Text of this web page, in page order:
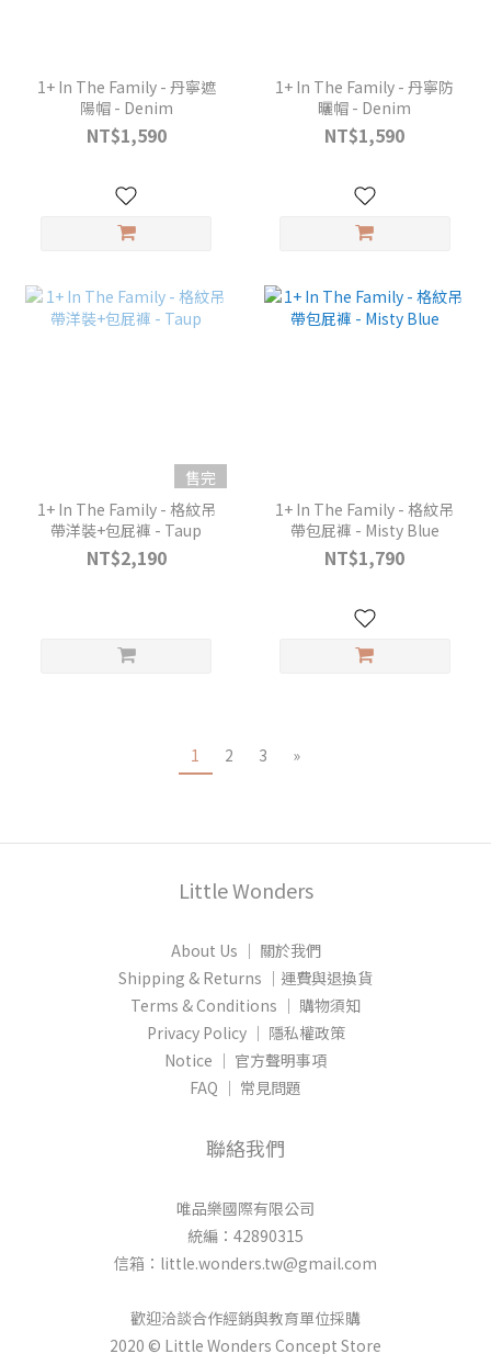
1+ In The Family - 丹寧遮
陽帽 - Denim
NT$1,590
1+ In The Family - 丹寧防
曬帽 - Denim
NT$1,590
售完
1+ In The Family - 格紋吊
帶洋裝+包屁褲 - Taup
NT$2,190
1+ In The Family - 格紋吊
帶包屁褲 - Misty Blue
NT$1,790
1 2 3 »
Little Wonders
About Us │ 關於我們
Shipping & Returns │運費與退換貨
Terms & Conditions │ 購物須知
Privacy Policy │ 隱私權政策
Notice │ 官方聲明事項
FAQ │ 常見問題
聯絡我們
唯品樂國際有限公司
統編：42890315
信箱：little.wonders.tw@gmail.com
歡迎洽談合作經銷與教育單位採購
2020 © Little Wonders Concept Store